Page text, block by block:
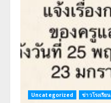
Uncategorized ข่าวโรงเรียน